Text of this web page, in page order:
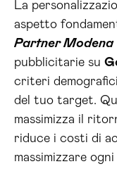
La
aspetto
Partner Modena
pubblicitarie su
criteri
del tuo target.
massimizza il
riduce i costi di
massimizzare